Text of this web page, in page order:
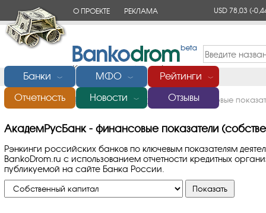
О ПРОЕКТЕ РЕКЛАМА USD 78,03(-
Банки ﹀ МФО ﹀ Рейтинги ﹀
Отчетность Новости ﹀ Отзывы
Главная/Банки России/АкадемРусБанк/Финансовые
АкадемРусБанк - финансовые показатели
Рэнкинги российских банков по ключевым показателям
BankoDrom.ru с использованием отчетности кредитных
публикуемой на сайте Банка России.